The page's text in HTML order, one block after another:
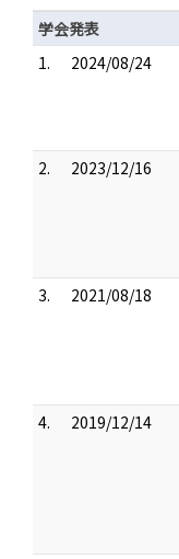
学会発表
1.
2024/08/24
2.
2023/12/16
3.
2021/08/18
4.
2019/12/14